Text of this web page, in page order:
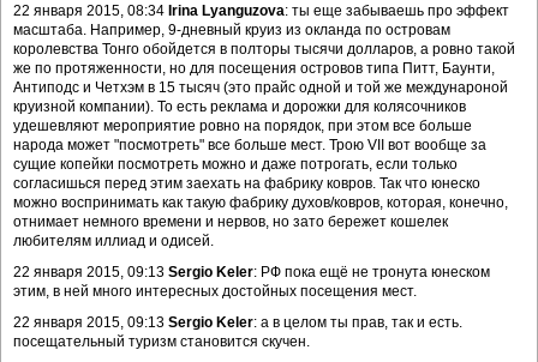
22 января 2015, 08:34 Irina Lyanguzova: ты еще забываешь про эффект
масштаба. Например, 9-дневный круиз из окланда по островам
королевства Тонго обойдется в полторы тысячи долларов, а ровно такой
же по протяженности, но для посещения островов типа Питт, Баунти,
Антиподс и Четхэм в 15 тысяч (это прайс одной и той же междунароной
круизной компании). То есть реклама и дорожки для колясочников
удешевляют мероприятие ровно на порядок, при этом все больше
народа может "посмотреть" все больше мест. Трою VII вот вообще за
сущие копейки посмотреть можно и даже потрогать, если только
согласишься перед этим заехать на фабрику ковров. Так что юнеско
можно воспринимать как такую фабрику духов/ковров, которая, конечно,
отнимает немного времени и нервов, но зато бережет кошелек
любителям иллиад и одисей.
22 января 2015, 09:13 Sergio Keler: РФ пока ещё не тронута юнеском
этим, в ней много интересных достойных посещения мест.
22 января 2015, 09:13 Sergio Keler: а в целом ты прав, так и есть.
посещательный туризм становится скучен.